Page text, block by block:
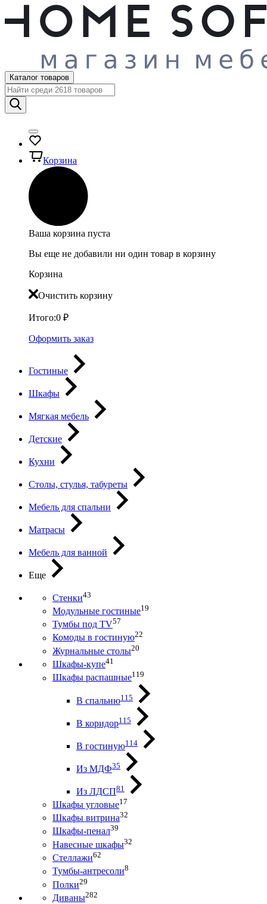
Каталог товаров
Корзина
Ваша корзина пуста
Вы еще не добавили ни один товар в корзину
Корзина
Очистить корзину
Итого:0 ₽
Оформить заказ
Гостиные
Шкафы
Мягкая мебель
Детские
Кухни
Столы, стулья, табуреты
Мебель для спальни
Матрасы
Мебель для ванной
Еще
Стенки43
Модульные гостиные19
Тумбы под ТV57
Комоды в гостиную22
Журнальные столы20
Шкафы-купе41
Шкафы распашные119
В спальню115
В коридор115
В гостиную114
Из МДФ35
Из ЛДСП81
Шкафы угловые17
Шкафы витрина32
Шкафы-пенал39
Навесные шкафы32
Стеллажи62
Тумбы-антресоли8
Полки29
Диваны282